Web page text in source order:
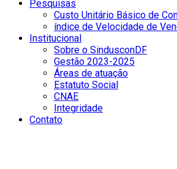
Pesquisas
Custo Unitário Básico de
índice de Velocidade de
Institucional
Sobre o SindusconDF
Gestão 2023-2025
Áreas de atuação
Estatuto Social
CNAE
Integridade
Contato